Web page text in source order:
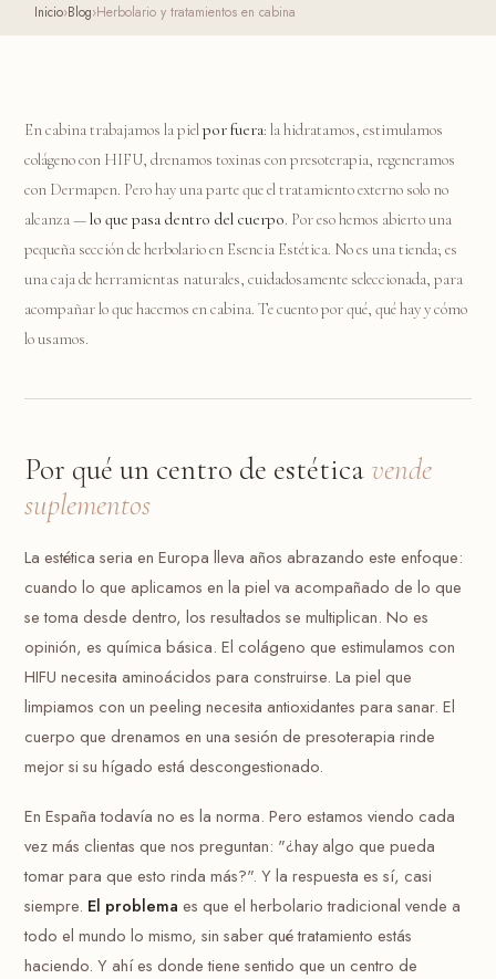
Inicio›Blog›Herbolario y tratamientos en cabina
En cabina trabajamos la pielpor fuera: la hidratamos, estimulamos
colágeno con HIFU, drenamos toxinas con presoterapia, regeneramos
con Dermapen. Pero hay una parte que el tratamiento externo solo no
alcanza —lo que pasa dentro del cuerpo. Por eso hemos abierto una
pequeña sección de herbolario en Esencia Estética. No es una tienda; es
una caja de herramientas naturales, cuidadosamente seleccionada, para
acompañar lo que hacemos en cabina. Te cuento por qué, qué hay y cómo
lo usamos.
Por qué un centro de estética vende
suplementos
La estética seria en Europa lleva años abrazando este enfoque:
cuando lo que aplicamos en la piel va acompañado de lo que
se toma desde dentro, los resultados se multiplican. No es
opinión, es química básica. El colágeno que estimulamos con
HIFU necesita aminoácidos para construirse. La piel que
limpiamos con un peeling necesita antioxidantes para sanar. El
cuerpo que drenamos en una sesión de presoterapia rinde
mejor si su hígado está descongestionado.
En España todavía no es la norma. Pero estamos viendo cada
vez más clientas que nos preguntan: "¿hay algo que pueda
tomar para que esto rinda más?". Y la respuesta es sí, casi
siempre. El problema es que el herbolario tradicional vende a
todo el mundo lo mismo, sin saber qué tratamiento estás
haciendo. Y ahí es donde tiene sentido que un centro de